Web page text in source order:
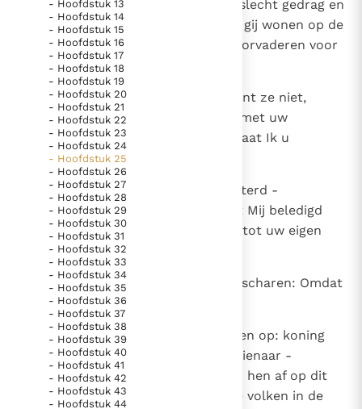
Paus Leo XIV in Pavia: "De stad is zowel een gave als
een taak"
Paus in Pavia: St. Augustinus toont ons de noodzaak om
"naar het innerlijk" toe te keren.
RK Documenten stelt heel veel belangrijke
kerkelijke documenten van de Rooms
Katholieke Kerk in het Nederlands beschikbaar
en is volledig afhankelijk van donaties.
Ik help mee!
- Hoofdstuk 13
- Hoofdstuk 14
- Hoofdstuk 15
- Hoofdstuk 16
- Hoofdstuk 17
- Hoofdstuk 18
- Hoofdstuk 19
- Hoofdstuk 20
- Hoofdstuk 21
- Hoofdstuk 22
- Hoofdstuk 23
- Hoofdstuk 24
- Hoofdstuk 25
- Hoofdstuk 26
- Hoofdstuk 27
- Hoofdstuk 28
- Hoofdstuk 29
- Hoofdstuk 30
- Hoofdstuk 31
- Hoofdstuk 32
- Hoofdstuk 33
- Hoofdstuk 34
- Hoofdstuk 35
- Hoofdstuk 36
- Hoofdstuk 37
- Hoofdstuk 38
- Hoofdstuk 39
- Hoofdstuk 40
- Hoofdstuk 41
- Hoofdstuk 42
- Hoofdstuk 43
- Hoofdstuk 44
Steeds weer zeiden ze: Laat uw slecht gedrag en
uw zondig leven varen. Dan blijft gij wonen op de
grond, die Jahwe aan u en uw voorvaderen voor
altijd gegeven heeft.
Loopt geen andere goden na, dient ze niet,
vereert ze niet. Beledigt mij niet met uw
eigengemaakte beelden, anders laat Ik u
omkomen.
Maar ge hebt niet naar Mij geluisterd -
godsspraak van Jahwe -; ge hebt Mij beledigd
met uw eigengemaakte beelden, tot uw eigen
verderf.
Daarom zegt Jahwe van de legerscharen: Omdat
gij niet naar Mij hebt geluisterd,
roep Ik alle volken uit het noorden op: koning
Nebukadnessar van Babel, mijn dienaar -
godsspraak van Jahwe -, Ik stuur hen af op dit
land, op zijn bewoners en op alle volken in de